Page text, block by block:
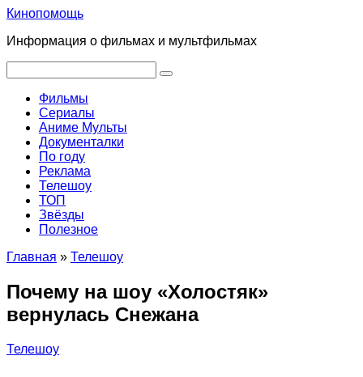
Перейти
контенту
Кинопомощь
Информация о фильмах и мультфильмах
Фильмы
Сериалы
Аниме Мульты
Документалки
По году
Реклама
Телешоу
ТОП
Звёзды
Полезное
Главная » Телешоу
Почему на шоу «Холостяк»
вернулась Снежана
Телешоу